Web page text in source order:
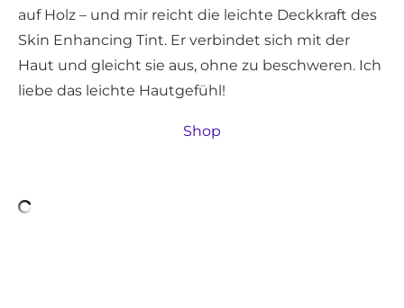
auf Holz – und mir reicht die leichte Deckkraft des
Skin Enhancing Tint. Er verbindet sich mit der
Haut und gleicht sie aus, ohne zu beschweren. Ich
liebe das leichte Hautgefühl!
Shop